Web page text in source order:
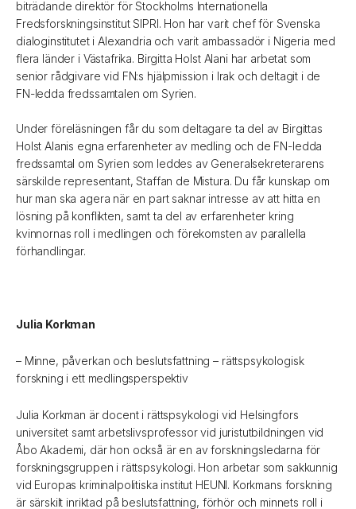
biträdande direktör för Stockholms Internationella
Fredsforskningsinstitut SIPRI. Hon har varit chef för Svenska
dialoginstitutet i Alexandria och varit ambassadör i Nigeria med
flera länder i Västafrika. Birgitta Holst Alani har arbetat som
senior rådgivare vid FN:s hjälpmission i Irak och deltagit i de
FN-ledda fredssamtalen om Syrien.
Under föreläsningen får du som deltagare ta del av Birgittas
Holst Alanis egna erfarenheter av medling och de FN-ledda
fredssamtal om Syrien som leddes av Generalsekreterarens
särskilde representant, Staffan de Mistura. Du får kunskap om
hur man ska agera när en part saknar intresse av att hitta en
lösning på konflikten, samt ta del av erfarenheter kring
kvinnornas roll i medlingen och förekomsten av parallella
förhandlingar.
Julia Korkman
– Minne, påverkan och beslutsfattning – rättspsykologisk
forskning i ett medlingsperspektiv
Julia Korkman är docent i rättspsykologi vid Helsingfors
universitet samt arbetslivsprofessor vid juristutbildningen vid
Åbo Akademi, där hon också är en av forskningsledarna för
forskningsgruppen i rättspsykologi. Hon arbetar som sakkunnig
vid Europas kriminalpolitiska institut HEUNI. Korkmans forskning
är särskilt inriktad på beslutsfattning, förhör och minnets roll i